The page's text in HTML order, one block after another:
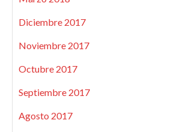
Diciembre 2017
Noviembre 2017
Octubre 2017
Septiembre 2017
Agosto 2017